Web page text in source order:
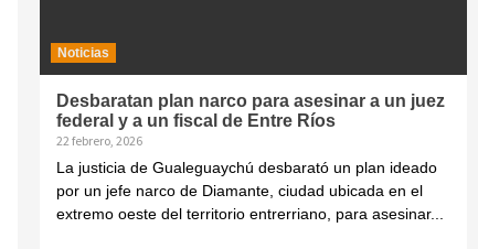
Noticias
Desbaratan plan narco para asesinar a un juez
federal y a un fiscal de Entre Ríos
22 febrero, 2026
La justicia de Gualeguaychú desbarató un plan ideado
por un jefe narco de Diamante, ciudad ubicada en el
extremo oeste del territorio entrerriano, para asesinar...